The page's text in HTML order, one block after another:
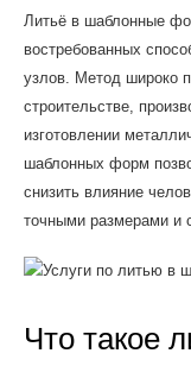
Литьё в шаблонные
востребованных
узлов. Метод широко
строительстве,
изготовлении
шаблонных форм
снизить влияние
точными размерами и
Что такое